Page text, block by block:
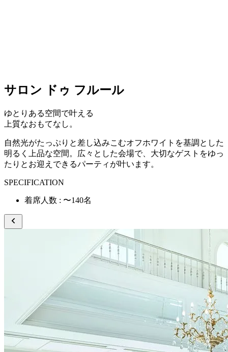
サロン ドゥ フルール
ゆとりある空間で叶える
上質なおもてなし。
自然光がたっぷりと差し込みこむオフホワイトを基調とした
明るく上品な空間。広々とした会場で、大切なゲストをゆっ
たりとお迎えできるパーティが叶います。
SPECIFICATION
着席人数 : 〜140名